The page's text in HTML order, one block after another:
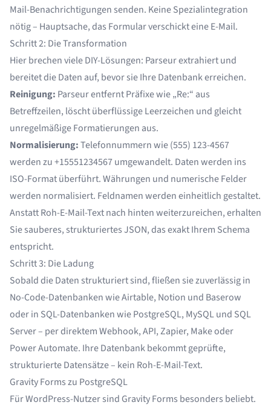
Mail-Benachrichtigungen senden. Keine Spezialintegration
nötig – Hauptsache, das Formular verschickt eine E-Mail.
Schritt 2: Die Transformation
Hier brechen viele DIY-Lösungen: Parseur extrahiert und
bereitet die Daten auf, bevor sie Ihre Datenbank erreichen.
Reinigung: Parseur entfernt Präfixe wie „Re:“ aus
Betreffzeilen, löscht überflüssige Leerzeichen und gleicht
unregelmäßige Formatierungen aus.
Normalisierung:Telefonnummern wie (555) 123-4567
werden zu +15551234567 umgewandelt. Daten werden ins
ISO-Format überführt. Währungen und numerische Felder
werden normalisiert. Feldnamen werden einheitlich gestaltet.
Anstatt Roh-E-Mail-Text nach hinten weiterzureichen, erhalten
Sie sauberes, strukturiertes JSON, das exakt Ihrem Schema
entspricht.
Schritt 3: Die Ladung
Sobald die Daten strukturiert sind, fließen sie zuverlässig in
No-Code-Datenbanken wie Airtable, Notion und Baserow
oder in SQL-Datenbanken wie PostgreSQL, MySQL und SQL
Server – per direktem Webhook, API, Zapier, Make oder
Power Automate. Ihre Datenbank bekommt geprüfte,
strukturierte Datensätze – kein Roh-E-Mail-Text.
Gravity Forms zu PostgreSQL
Für WordPress-Nutzer sind Gravity Forms besonders beliebt.